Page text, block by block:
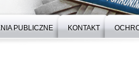
PUBLICZNE KONTAKT